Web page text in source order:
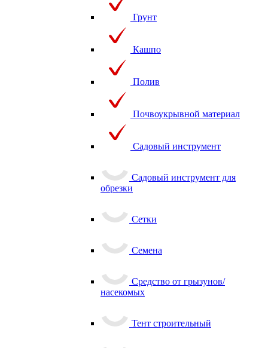
Грунт
Кашпо
Полив
Почвоукрывной материал
Садовый инструмент
Садовый инструмент для
обрезки
Сетки
Семена
Средство от грызунов/
насекомых
Тент строительный